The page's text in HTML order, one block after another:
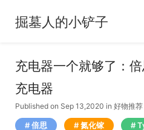
掘墓人的小铲子
充电器一个就够了：
充电器
Published on Sep 13,2020 in 好物推荐
倍思 氮化镓